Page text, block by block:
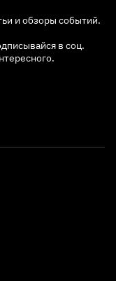
и обзоры событий.
в соц.